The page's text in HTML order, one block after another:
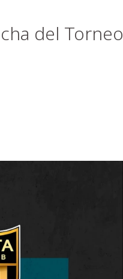
del Torneo